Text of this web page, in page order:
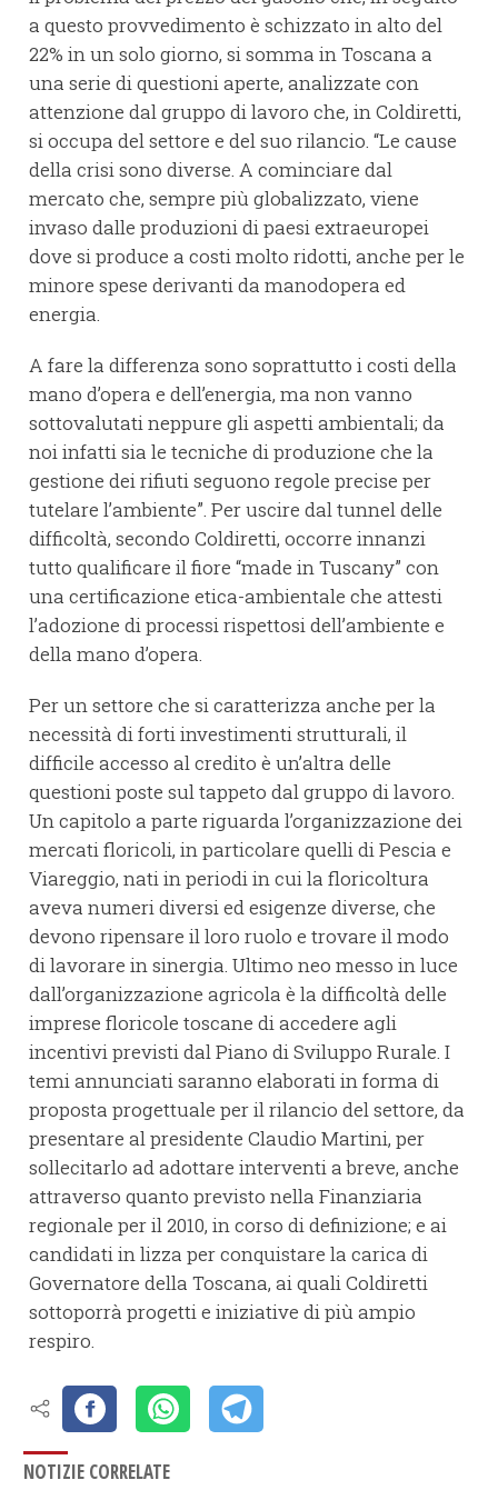
a questo provvedimento è schizzato in alto del
22% in un solo giorno, si somma in Toscana a
una serie di questioni aperte, analizzate con
attenzione dal gruppo di lavoro che, in Coldiretti,
si occupa del settore e del suo rilancio. “Le cause
della crisi sono diverse. A cominciare dal
mercato che, sempre più globalizzato, viene
invaso dalle produzioni di paesi extraeuropei
dove si produce a costi molto ridotti, anche per le
minore spese derivanti da manodopera ed
energia.
A fare la differenza sono soprattutto i costi della
mano d’opera e dell’energia, ma non vanno
sottovalutati neppure gli aspetti ambientali; da
noi infatti sia le tecniche di produzione che la
gestione dei rifiuti seguono regole precise per
tutelare l’ambiente”. Per uscire dal tunnel delle
difficoltà, secondo Coldiretti, occorre innanzi
tutto qualificare il fiore “made in Tuscany” con
una certificazione etica-ambientale che attesti
l’adozione di processi rispettosi dell’ambiente e
della mano d’opera.
Per un settore che si caratterizza anche per la
necessità di forti investimenti strutturali, il
difficile accesso al credito è un’altra delle
questioni poste sul tappeto dal gruppo di lavoro.
Un capitolo a parte riguarda l’organizzazione dei
mercati floricoli, in particolare quelli di Pescia e
Viareggio, nati in periodi in cui la floricoltura
aveva numeri diversi ed esigenze diverse, che
devono ripensare il loro ruolo e trovare il modo
di lavorare in sinergia. Ultimo neo messo in luce
dall’organizzazione agricola è la difficoltà delle
imprese floricole toscane di accedere agli
incentivi previsti dal Piano di Sviluppo Rurale. I
temi annunciati saranno elaborati in forma di
proposta progettuale per il rilancio del settore, da
presentare al presidente Claudio Martini, per
sollecitarlo ad adottare interventi a breve, anche
attraverso quanto previsto nella Finanziaria
regionale per il 2010, in corso di definizione; e ai
candidati in lizza per conquistare la carica di
Governatore della Toscana, ai quali Coldiretti
sottoporrà progetti e iniziative di più ampio
respiro.
NOTIZIE CORRELATE